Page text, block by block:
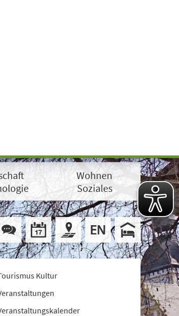
Wohnen
Soziales
Kultur